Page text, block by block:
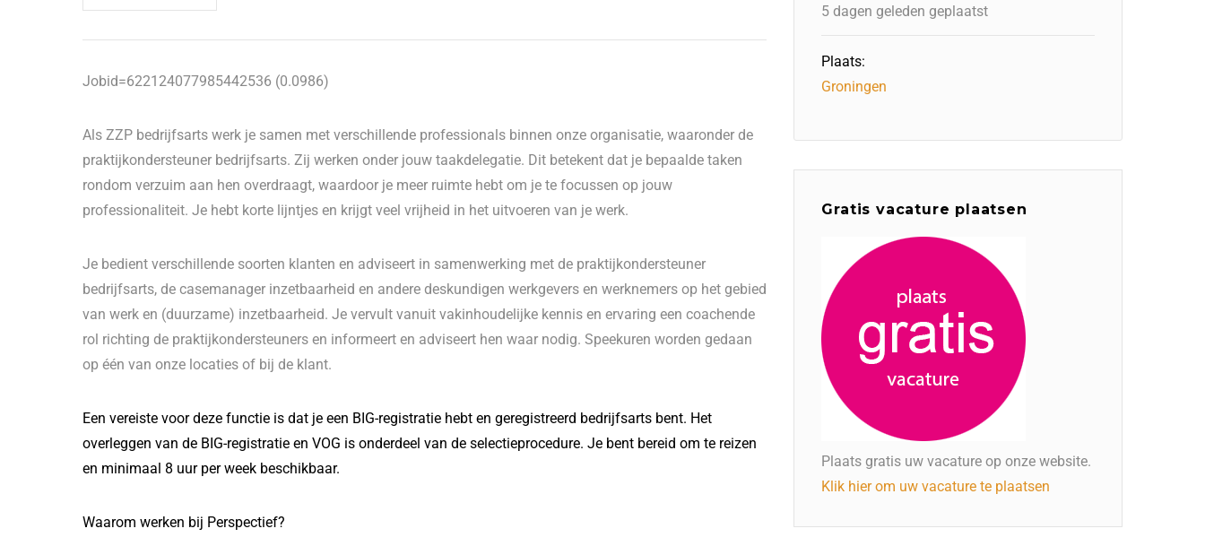
Jobid=622124077985442536 (0.0986)
Als ZZP bedrijfsarts werk je samen met verschillende professionals binnen onze organisatie, waaronder de
praktijkondersteuner bedrijfsarts. Zij werken onder jouw taakdelegatie. Dit betekent dat je bepaalde taken
rondom verzuim aan hen overdraagt, waardoor je meer ruimte hebt om je te focussen op jouw
professionaliteit. Je hebt korte lijntjes en krijgt veel vrijheid in het uitvoeren van je werk.
Je bedient verschillende soorten klanten en adviseert in samenwerking met de praktijkondersteuner
bedrijfsarts, de casemanager inzetbaarheid en andere deskundigen werkgevers en werknemers op het gebied
van werk en (duurzame) inzetbaarheid. Je vervult vanuit vakinhoudelijke kennis en ervaring een coachende
rol richting de praktijkondersteuners en informeert en adviseert hen waar nodig. Speekuren worden gedaan
op één van onze locaties of bij de klant.
Een vereiste voor deze functie is dat je een BIG-registratie hebt en geregistreerd bedrijfsarts bent. Het
overleggen van de BIG-registratie en VOG is onderdeel van de selectieprocedure. Je bent bereid om te reizen
en minimaal 8 uur per week beschikbaar.
Waarom werken bij Perspectief?
5 dagen geleden geplaatst
Plaats:
Groningen
Gratis vacature plaatsen
Plaats gratis uw vacature op onze website.
Klik hier om uw vacature te plaatsen